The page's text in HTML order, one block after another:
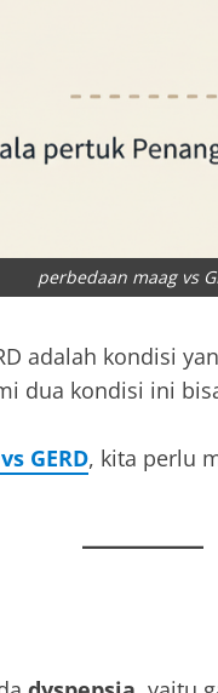
perbedaan maag vs
adalah kondisi
dua kondisi ini
GERD, kita perlu